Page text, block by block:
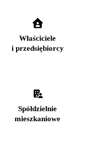
Właściciele
i przedsiębiorcy
Spółdzielnie
mieszkaniowe